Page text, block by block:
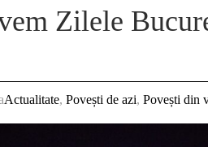
Zilele
Actualitate,Povești de azi,Povești din